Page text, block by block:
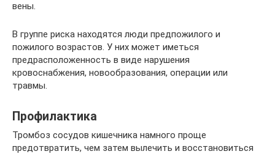
вены.
В группе риска находятся люди предпожилого и
пожилого возрастов. У них может иметься
предрасположенность в виде нарушения
кровоснабжения, новообразования, операции или
травмы.
Профилактика
Тромбоз сосудов кишечника намного проще
предотвратить, чем затем вылечить и восстановиться